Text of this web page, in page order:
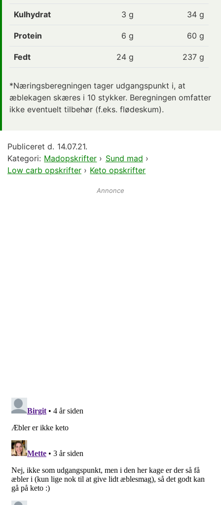
Kulhydrat 3 g 34 g
Protein 6 g 60 g
Fedt 24 g 237 g
*Næringsberegningen tager udgangspunkt i, at
æblekagen skæres i 10 stykker. Beregningen omfatter
ikke eventuelt tilbehør (f.eks. flødeskum).
Publiceret d. 14.07.21.
Kategori: Madopskrifter › Sund mad ›
Low carb opskrifter › Keto opskrifter
Annonce